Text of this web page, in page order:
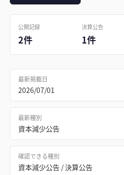
公開記録
2件
決算公告
1件
最新掲載日
2026/07/01
最新種別
資本減少公告
確認できる種別
資本減少公告 / 決算公告